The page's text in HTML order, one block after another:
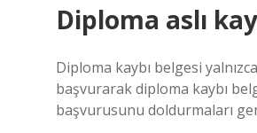
Diploma aslı
Diploma kaybı belgesi
başvurarak diploma kaybı
başvurusunu doldurmaları